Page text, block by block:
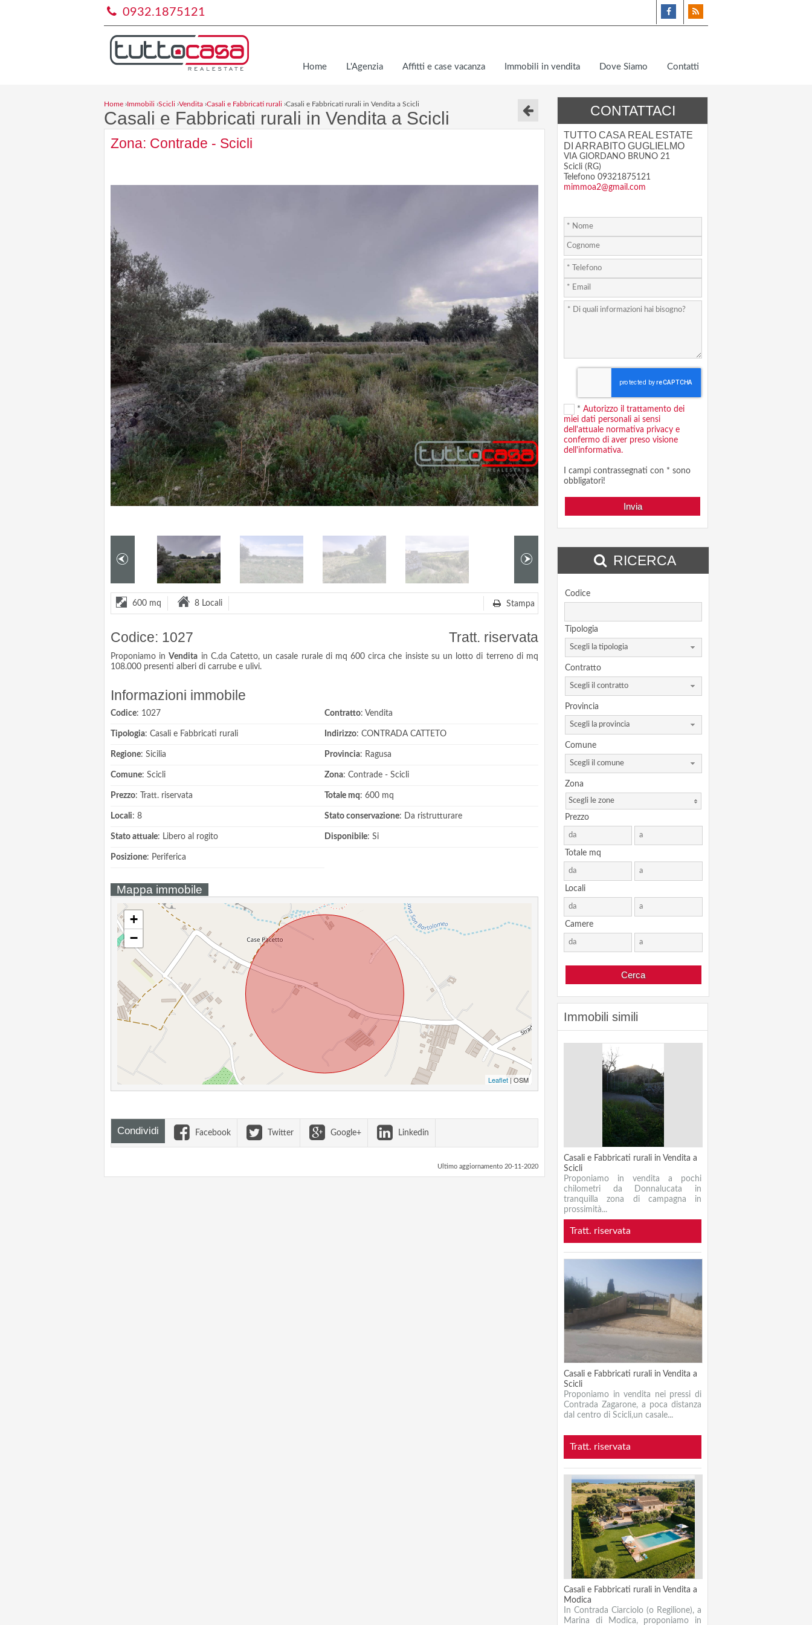
0932.1875121
Home L'Agenzia Affitti e case vacanza Immobili in vendita Dove Siamo Contatti
Home ›Immobili ›Scicli ›Vendita ›Casali e Fabbricati rurali ›Casali e Fabbricati rurali in Vendita a Scicli
Casali e Fabbricati rurali in Vendita a Scicli
Zona: Contrade - Scicli
600 mq 8 Locali Stampa
Codice: 1027 Tratt. riservata
Proponiamo inVendita in C.da Catetto, un casale rurale di mq 600 circa che insiste su un lotto di terreno di mq
108.000 presenti alberi di carrube e ulivi.
Informazioni immobile
Codice: 1027 Contratto: Vendita
Tipologia: Casali e Fabbricati rurali Indirizzo: CONTRADA CATTETO
Regione: Sicilia Provincia: Ragusa
Comune: Scicli Zona: Contrade - Scicli
Prezzo: Tratt. riservata Totale mq: 600 mq
Locali: 8 Stato conservazione: Da ristrutturare
Stato attuale: Libero al rogito Disponibile: Si
Posizione: Periferica
Mappa immobile
+
−
Leaflet | OSM
Condividi Facebook Twitter Google+ Linkedin
Ultimo aggiornamento 20-11-2020
CONTATTACI
TUTTO CASA REAL ESTATE
DI ARRABITO GUGLIELMO
VIA GIORDANO BRUNO 21
Scicli (RG)
Telefono 09321875121
mimmoa2@gmail.com
* Autorizzo il trattamento dei
miei dati personali ai sensi
dell'attuale normativa privacy e
confermo di aver preso visione
dell'informativa.
I campi contrassegnati con * sono
obbligatori!
RICERCA
Codice
Tipologia
Scegli la tipologia
Contratto
Scegli il contratto
Provincia
Scegli la provincia
Comune
Scegli il comune
Zona
Scegli le zone
Prezzo
Totale mq
Locali
Camere
Immobili simili
Casali e Fabbricati rurali in Vendita a
Scicli
Proponiamo in vendita a pochi
chilometri da Donnalucata in
tranquilla zona di campagna in
prossimità...
Tratt. riservata
Casali e Fabbricati rurali in Vendita a
Scicli
Proponiamo in vendita nei pressi di
Contrada Zagarone, a poca distanza
dal centro di Scicli,un casale...
Tratt. riservata
Casali e Fabbricati rurali in Vendita a
Modica
In Contrada Ciarciolo (o Regilione), a
Marina di Modica, proponiamo in